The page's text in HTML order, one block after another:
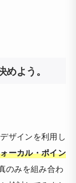
よう。
ザインを利用し
ーカル・ポイン
のみを組み合わ